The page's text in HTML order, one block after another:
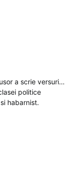
a scrie versuri…
politice
habarnist.